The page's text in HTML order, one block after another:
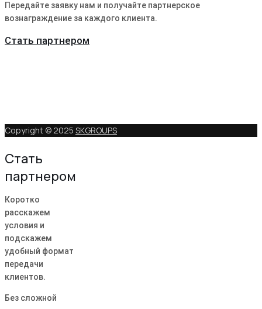
Передайте заявку нам и получайте партнерское
вознаграждение за каждого клиента.
Стать партнером
Copyright © 2025 SKGROUPS
Стать
партнером
Коротко
расскажем
условия и
подскажем
удобный формат
передачи
клиентов.
Без сложной